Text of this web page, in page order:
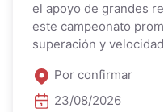
el apoyo de grandes
este campeonato
superación y
Por confirmar
23/08/2026